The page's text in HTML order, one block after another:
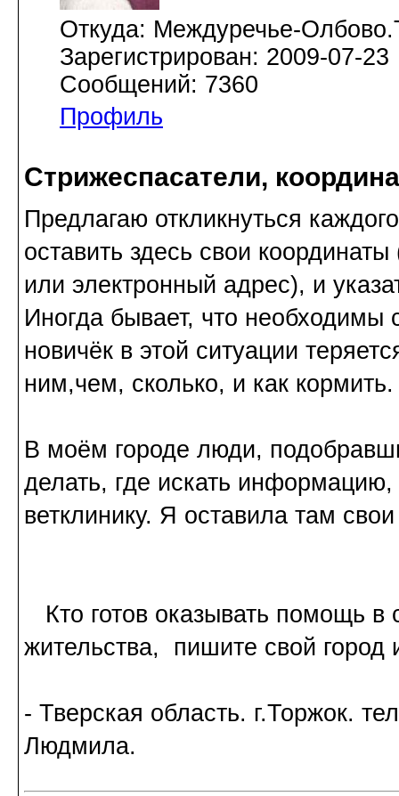
Откуда: Междуречье-
Зарегистрирован: 2009-07-23
Сообщений: 7360
Профиль
Стрижеспасатели,
Предлагаю откликнуться
оставить здесь свои
или электронный адрес), и
Иногда бывает, что
новичёк в этой ситуации
ним,чем, сколько, и как кормить.
В моём городе люди,
делать, где искать
ветклинику. Я оставила там
Кто готов оказывать помощь в
жительства, пишите свой город
- Тверская область. г.Торжок.
Людмила.